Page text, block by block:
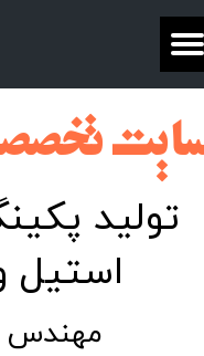
تولید
استیل
​مهندس